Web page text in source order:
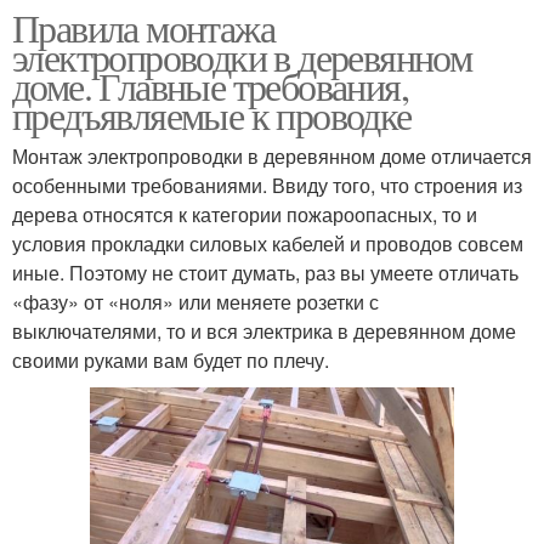
Правила монтажа
электропроводки в деревянном
доме. Главные требования,
предъявляемые к проводке
Монтаж электропроводки в деревянном доме отличается
особенными требованиями. Ввиду того, что строения из
дерева относятся к категории пожароопасных, то и
условия прокладки силовых кабелей и проводов совсем
иные. Поэтому не стоит думать, раз вы умеете отличать
«фазу» от «ноля» или меняете розетки с
выключателями, то и вся электрика в деревянном доме
своими руками вам будет по плечу.